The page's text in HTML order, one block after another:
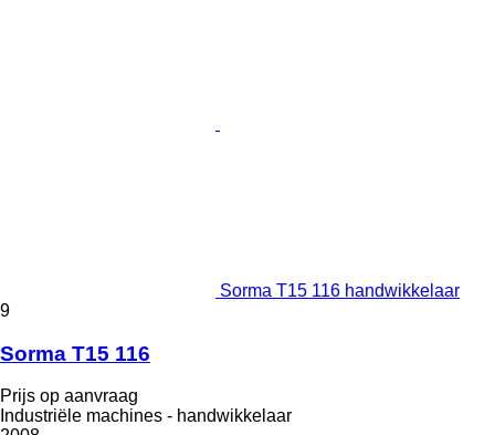
Sorma T15 116 handwikkelaar
9
Sorma T15 116
Prijs op aanvraag
Industriële machines - handwikkelaar